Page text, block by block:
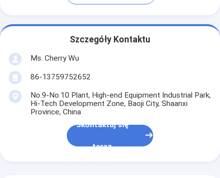
Szczegóły Kontaktu
Ms. Cherry Wu
86-13759752652
No.9-No.10 Plant, High-end Equipment Industrial Park,
Hi-Tech Development Zone, Baoji City, Shaanxi
Province, China
Skontaktuj się
teraz